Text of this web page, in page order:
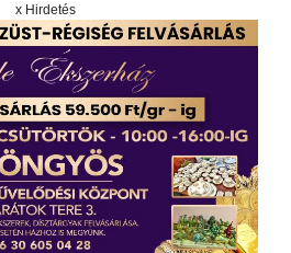
x Hirdetés